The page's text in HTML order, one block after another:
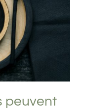
stopper
?
peuvent